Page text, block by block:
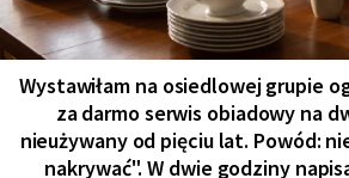
Wystawiłam na osiedlowej grupie
za darmo serwis obiadowy na
nieużywany od pięciu lat. Powód:
nakrywać". W dwie godziny